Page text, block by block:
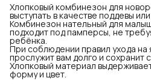
Хлопковый комбинезон для
выступать в качестве поддевы
Комбинезон нательный для
подходит под памперсы, не
ребёнка.
При соблюдении правил ухода
прослужит вам долго и сохранит
Хлопковый материал
форму и цвет.